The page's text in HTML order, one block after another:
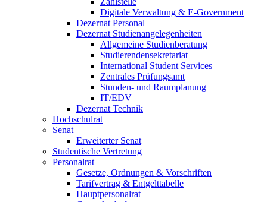
Digitale Verwaltung & E-Government
Dezernat Personal
Dezernat Studienangelegenheiten
Allgemeine Studienberatung
Studierendensekretariat
International Student Services
Zentrales Prüfungsamt
Stunden- und Raumplanung
IT/EDV
Dezernat Technik
Hochschulrat
Senat
Erweiterter Senat
Studentische Vertretung
Personalrat
Gesetze, Ordnungen & Vorschriften
Tarifvertrag & Entgelttabelle
Hauptpersonalrat